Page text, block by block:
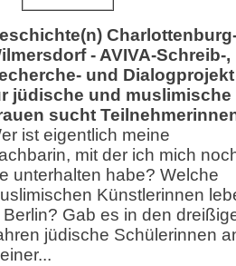
- AVIVA-Schreib-,
und Dialogprojekt
jüdische und muslimische
sucht
ist eigentlich meine
mit der ich mich
unterhalten habe? Welche
Künstlerinnen
Berlin? Gab es in den
jüdische Schülerinnen